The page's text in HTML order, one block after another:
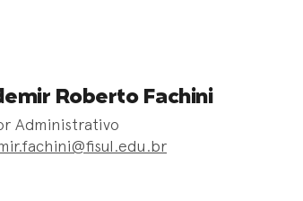
Roberto Fachini
Administrativo